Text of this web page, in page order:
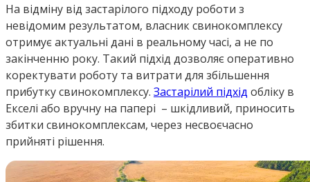
На відміну від застарілого підходу роботи з
невідомим результатом, власник свинокомплексу
отримує актуальні дані в реальному часі, а не по
закінченню року. Такий підхід дозволяє оперативно
коректувати роботу та витрати для збільшення
прибутку свинокомплексу. Застарілий підхід обліку в
Екселі або вручну на папері – шкідливий, приносить
збитки свинокомплексам, через несвоєчасно
прийняті рішення.